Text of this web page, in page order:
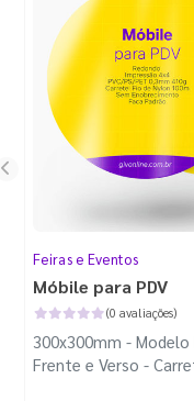
Feiras e Eventos
Móbile para PDV
(0 avaliações)
300x300mm -
Frente e Verso -